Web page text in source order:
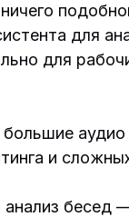
для
для
большие
и
анализ